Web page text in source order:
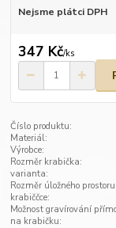
Nejsme plátci DPH
347 Kč/ks
Číslo produktu:
Materiál:
Výrobce:
Rozměr krabička:
varianta:
Rozměr úložného
krabiččce:
Možnost gravírování
na krabičku: